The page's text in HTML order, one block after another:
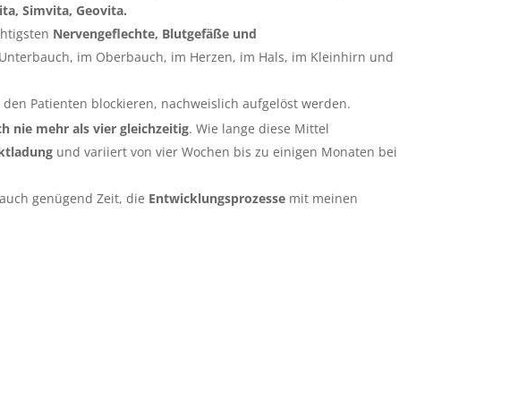
Simvita, Geovita.
Nervengeflechte, Blutgefäße und
im Oberbauch, im Herzen, im Hals, im Kleinhirn und
Patienten blockieren, nachweislich aufgelöst werden.
nie mehr als vier gleichzeitig. Wie lange diese Mittel
und variiert von vier Wochen bis zu einigen Monaten bei
genügend Zeit, die Entwicklungsprozesse mit meinen